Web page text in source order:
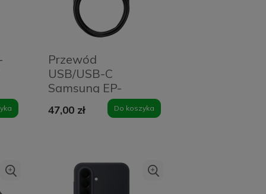
Przewód
USB/USB-C
Samsung EP-
DG930MB (2
sztuki) czarny
47,00 zł Do koszyka